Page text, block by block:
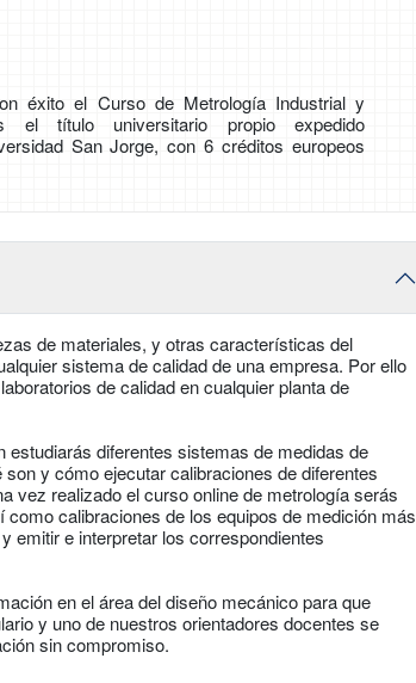
éxito el Curso de Metrología Industrial y
el título universitario propio expedido
San Jorge, con 6 créditos europeos
de materiales, y otras características del
sistema de calidad de una empresa. Por ello
de calidad en cualquier planta de
diferentes sistemas de medidas de
y cómo ejecutar calibraciones de diferentes
vez realizado el curso online de metrología serás
calibraciones de los equipos de medición más
emitir e interpretar los correspondientes
en el área del diseño mecánico para que
y uno de nuestros orientadores docentes se
sin compromiso.